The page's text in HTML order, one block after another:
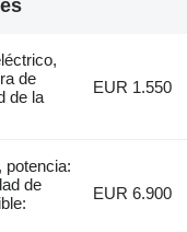
de
de la
EUR 1.550
potencia:
de
EUR 6.900